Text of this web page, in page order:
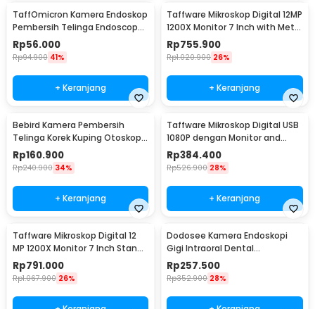
TaffOmicron Kamera Endoskop
Pembersih Telinga Endoscope
USB 3 in 1 - i96
Rp56.000
Rp94.900 41%
+ Keranjang
Taffware Mikroskop Digital 12MP
1200X Monitor 7 Inch with Metal
Stand - G1200
Rp755.900
Rp1.020.900 26%
+ Keranjang
Bebird Kamera Pembersih
Telinga Korek Kuping Otoskop
Endoscope WiFi - R1
Rp160.900
Rp240.900 34%
+ Keranjang
Taffware Mikroskop Digital USB
1080P dengan Monitor and
Stand - G1000
Rp384.400
Rp526.900 28%
+ Keranjang
Taffware Mikroskop Digital 12
MP 1200X Monitor 7 Inch Stand
and LED - G1200
Rp791.000
Rp1.067.900 26%
Dodosee Kamera Endoskopi
Gigi Intraoral Dental
Endoscope WiFi 6 LED - YC-W7
Rp257.500
Rp352.900 28%